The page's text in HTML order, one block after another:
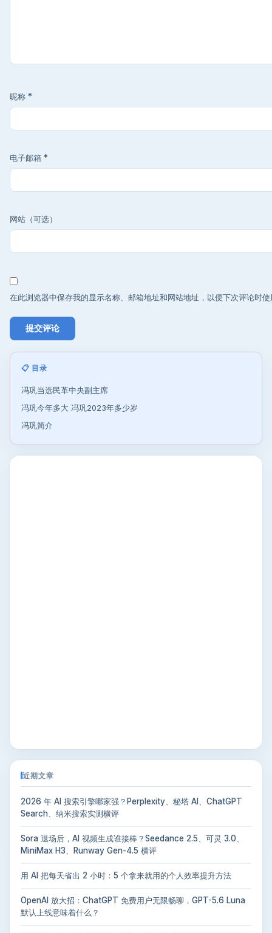
昵称 *
电子邮箱 *
网站（可选）
在此浏览器中保存我的显示名称、邮箱地址和网站地址，以便下次评论时使
📋 目录
冯巩当选民革中央副主席
冯巩今年多大 冯巩2023年多少岁
冯巩简介
近期文章
2026 年 AI 搜索引擎哪家强？Perplexity、秘塔 AI、ChatGPT
Search、纳米搜索实测横评
Sora 退场后，AI 视频生成谁接棒？Seedance 2.5、可灵 3.0、
MiniMax H3、Runway Gen-4.5 横评
用 AI 把每天省出 2 小时：5 个拿来就用的个人效率提升方法
OpenAI 放大招：ChatGPT 免费用户无限畅聊，GPT-5.6 Luna
默认上线意味着什么？